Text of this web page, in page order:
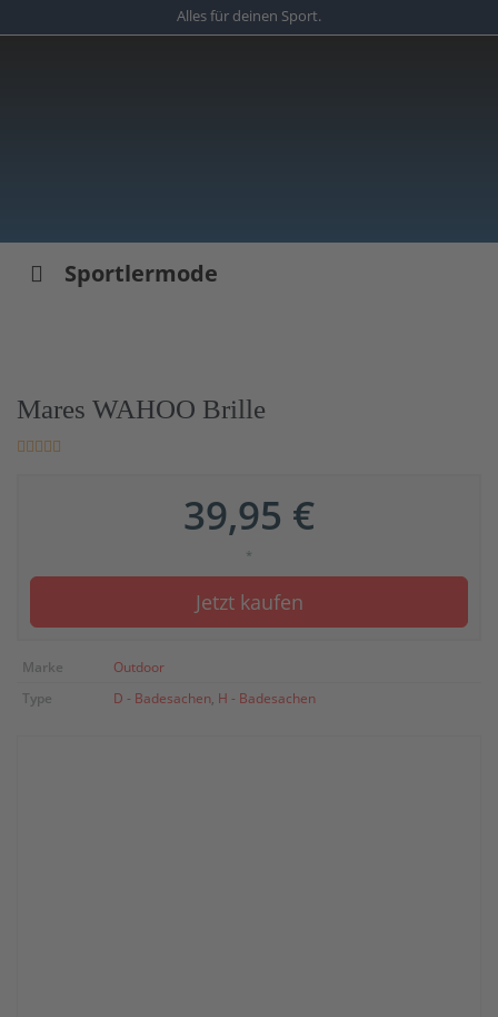
to
Alles für deinen Sport.
Sportlermode
Mares WAHOO Brille
39,95 €
*
Jetzt kaufen
Marke
Outdoor
Type
D - Badesachen, H - Badesachen